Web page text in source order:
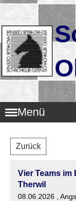
Menü
Zurück
Vier Teams im
Therwil
08.06.2026 ,